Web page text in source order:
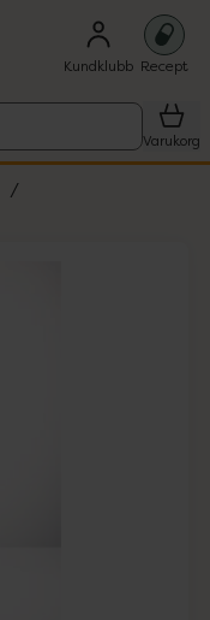
Kundklubb Recept
Varukorg